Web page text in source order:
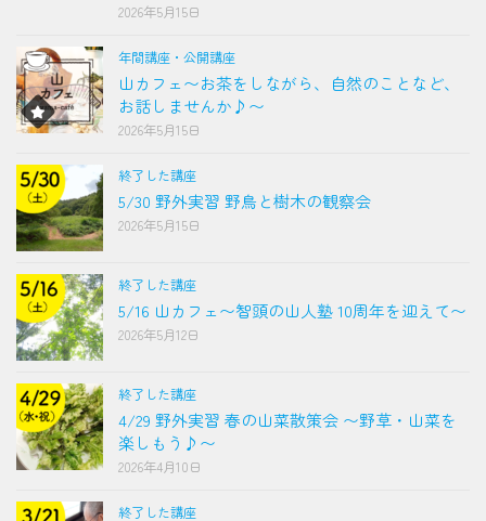
2026年5月15日
年間講座・公開講座
山カフェ〜お茶をしながら、自然のことなど、
お話しませんか♪〜
2026年5月15日
終了した講座
5/30 野外実習 野鳥と樹木の観察会
2026年5月15日
終了した講座
5/16 山カフェ〜智頭の山人塾 10周年を迎えて〜
2026年5月12日
終了した講座
4/29 野外実習 春の山菜散策会 〜野草・山菜を
楽しもう♪〜
2026年4月10日
終了した講座